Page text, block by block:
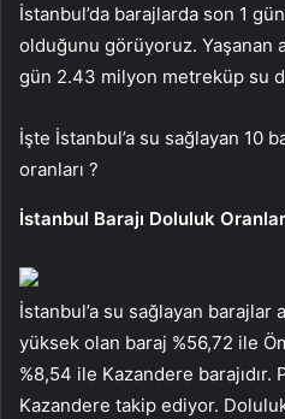
İstanbul’da barajlarda son 1
olduğunu görüyoruz. Yaşanan
gün 2.43 milyon metreküp su
İşte İstanbul’a su sağlayan 10
oranları ?
İstanbul Barajı Doluluk
İstanbul’a su sağlayan barajlar
yüksek olan baraj %56,72 ile
%8,54 ile Kazandere
Kazandere takip ediyor. Doluluk